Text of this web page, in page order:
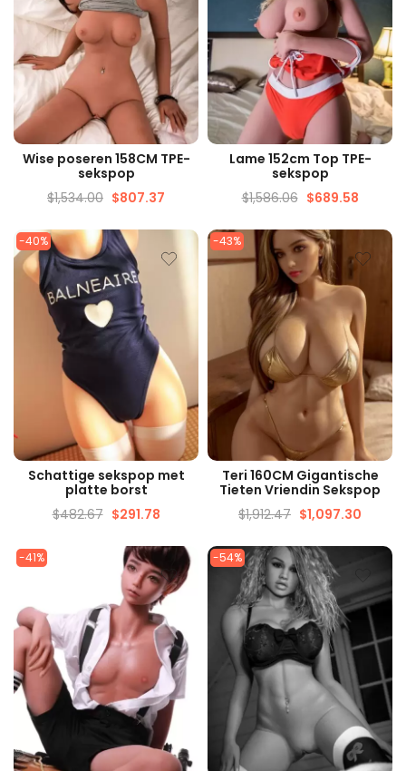
SNELLE WEERGAVE
Wise poseren 158CM TPE-
sekspop
$1,534.00 $807.37
SNELLE WEERGAVE
Lame 152cm Top TPE-
sekspop
$1,586.06 $689.58
-40%
SNELLE WEERGAVE
Schattige sekspop met
platte borst
$482.67 $291.78
-43%
SNELLE WEERGAVE
Teri 160CM Gigantische
Tieten Vriendin Sekspop
$1,912.47 $1,097.30
-41% -54%